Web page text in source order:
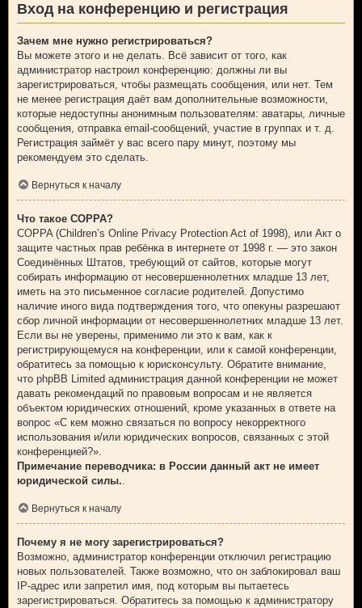
Вход на конференцию и регистрация
Зачем мне нужно регистрироваться?
Вы можете этого и не делать. Всё зависит от того, как
администратор настроил конференцию: должны ли вы
зарегистрироваться, чтобы размещать сообщения, или нет. Тем
не менее регистрация даёт вам дополнительные возможности,
которые недоступны анонимным пользователям: аватары, личные
сообщения, отправка email-сообщений, участие в группах и т. д.
Регистрация займёт у вас всего пару минут, поэтому мы
рекомендуем это сделать.
Вернуться к началу
Что такое COPPA?
COPPA (Children’s Online Privacy Protection Act of 1998), или Акт о
защите частных прав ребёнка в интернете от 1998 г. — это закон
Соединённых Штатов, требующий от сайтов, которые могут
собирать информацию от несовершеннолетних младше 13 лет,
иметь на это письменное согласие родителей. Допустимо
наличие иного вида подтверждения того, что опекуны разрешают
сбор личной информации от несовершеннолетних младше 13 лет.
Если вы не уверены, применимо ли это к вам, как к
регистрирующемуся на конференции, или к самой конференции,
обратитесь за помощью к юрисконсульту. Обратите внимание,
что phpBB Limited администрация данной конференции не может
давать рекомендаций по правовым вопросам и не является
объектом юридических отношений, кроме указанных в ответе на
вопрос «С кем можно связаться по вопросу некорректного
использования и/или юридических вопросов, связанных с этой
конференцией?».
Примечание переводчика: в России данный акт не имеет
юридической силы..
Вернуться к началу
Почему я не могу зарегистрироваться?
Возможно, администратор конференции отключил регистрацию
новых пользователей. Также возможно, что он заблокировал ваш
IP-адрес или запретил имя, под которым вы пытаетесь
зарегистрироваться. Обратитесь за помощью к администратору